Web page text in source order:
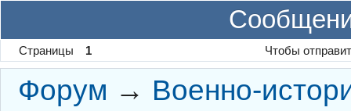
Страницы 1 Чтобы
Форум → Военно-